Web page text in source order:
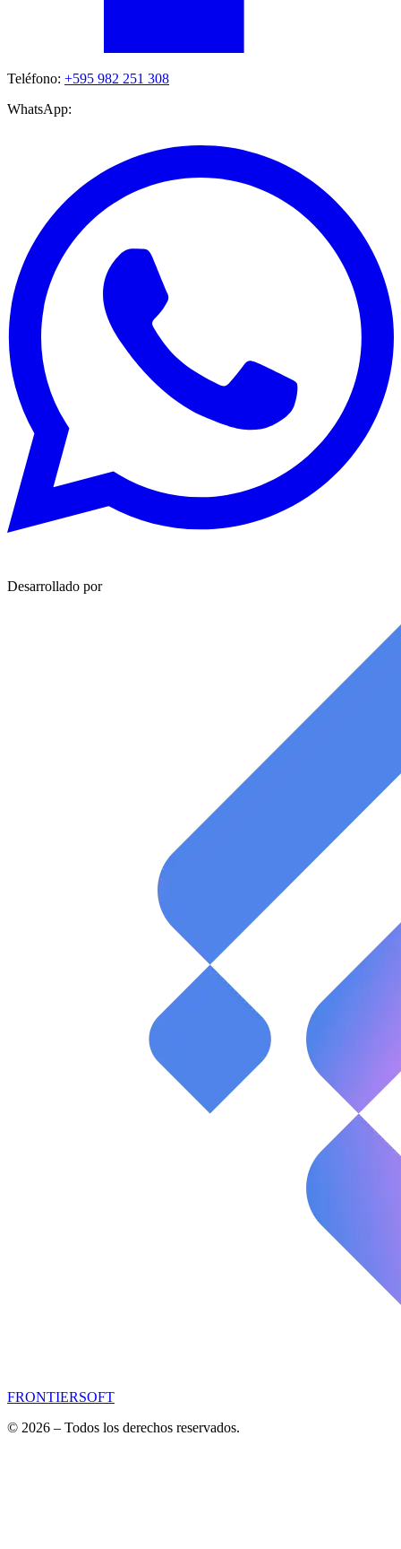
Teléfono: +595 982 251 308
WhatsApp:
Desarrollado por
FRONTIERSOFT
© 2026 – Todos los derechos reservados.